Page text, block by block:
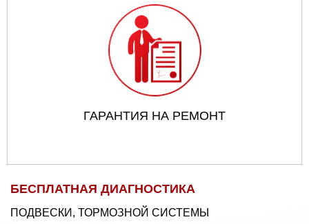
ГАРАНТИЯ НА РЕМОНТ
БЕСПЛАТНАЯ ДИАГНОСТИКА
ПОДВЕСКИ, ТОРМОЗНОЙ СИСТЕМЫ